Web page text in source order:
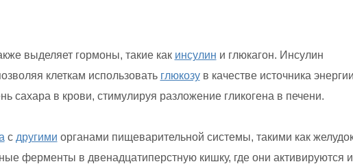
выделяет гормоны, такие как инсулин и глюкагон. Инсулин
клеткам использовать глюкозув качестве источника
сахара в крови, стимулируя разложение гликогена в печени.
с другими органами пищеварительной системы, такими как
ферменты в двенадцатиперстную кишку, где они активируются и